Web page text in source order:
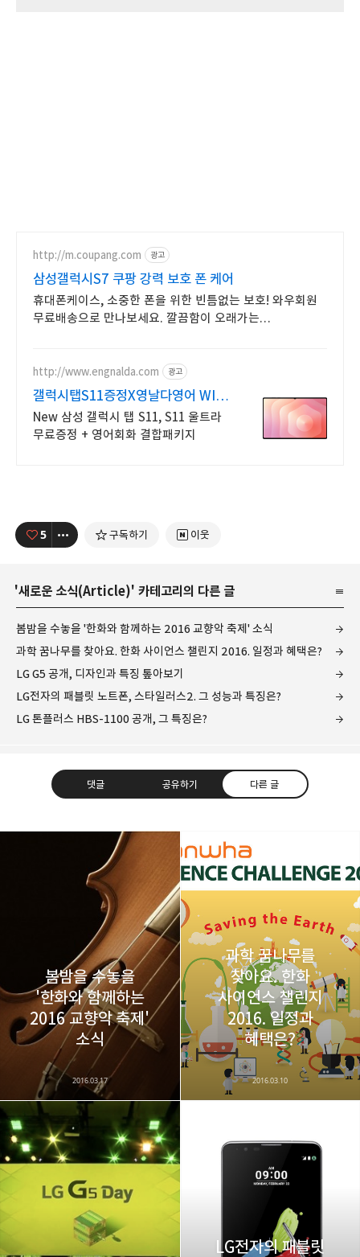
http://m.coupang.com 광고
삼성갤럭시S7 쿠팡 강력 보호 폰 케어
휴대폰케이스, 소중한 폰을 위한 빈틈없는 보호! 와우회원
무료배송으로 만나보세요. 깔끔함이 오래가는
http://www.engnalda.com 광고
갤럭시탭S11증정X영날다영어 WI-
FI, 5G 모델 출시
New 삼성 갤럭시 탭 S11, S11 울트라
무료증정 + 영어회화 결합패키지
5 구독하기 이웃
'새로운 소식(Article)' 카테고리의 다른 글
봄밤을 수놓을 '한화와 함께하는 2016 교향악 축제' 소식
과학 꿈나무를 찾아요. 한화 사이언스 챌린지 2016. 일정과 혜택은?
LG G5 공개, 디자인과 특징 톺아보기
LG전자의 패블릿 노트폰, 스타일러스2. 그 성능과 특징은?
LG 톤플러스 HBS-1100 공개, 그 특징은?
댓글 공유하기 다른 글
다방면의 깊은 관심과 얕은 이해도를 갖춘 보편적
비주류이자 진화하는 영원한 주변인.
카카오톡 라인
카카오스토리 밴드 네이버 블로그
봄밤을 수놓을
'한화와 함께하는
2016 교향악 축제'
소식
2016.03.17
과학 꿈나무를
찾아요. 한화
사이언스 챌린지
2016. 일정과
혜택은?
2016.03.10
LG전자의 패블릿